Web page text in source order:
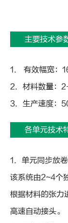
主要技术参
1． 有效幅宽：
2．材料数量：
3．生产速度：
各单元技术
1．单元同步放卷
该系统由2~4个
根据材料的张力
高速自动接头。